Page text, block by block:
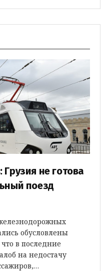
не готова
поезд
обусловлены
в последние
на недостачу